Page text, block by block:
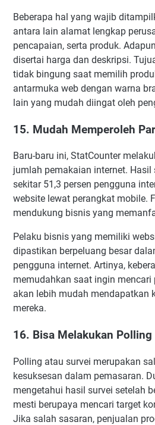
Beberapa hal yang wajib
antara lain alamat lengkap
pencapaian, serta produk.
disertai harga dan deskripsi.
tidak bingung saat memilih
antarmuka web dengan warna
lain yang mudah diingat oleh
15. Mudah Memperoleh
Baru-baru ini, StatCounter
jumlah pemakaian internet.
sekitar 51,3 persen pengguna
website lewat perangkat mobile.
mendukung bisnis yang
Pelaku bisnis yang memiliki
dipastikan berpeluang besar
pengguna internet. Artinya,
memudahkan saat ingin mencari
akan lebih mudah mendapatkan
mereka.
16. Bisa Melakukan Polling
Polling atau survei merupakan
kesuksesan dalam pemasaran.
mengetahui hasil survei setelah
mesti berupaya mencari target
Jika salah sasaran, penjualan